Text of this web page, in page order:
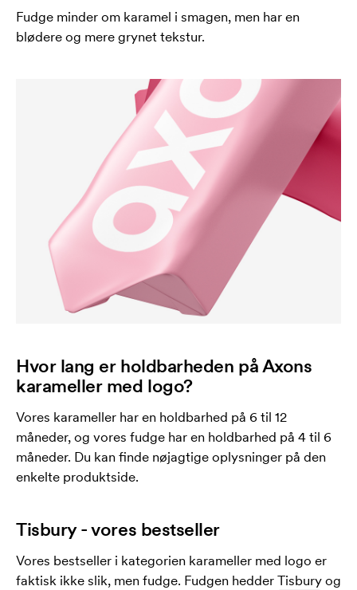
Fudge minder om karamel i smagen, men har en
blødere og mere grynet tekstur.
Hvor lang er holdbarheden på Axons
karameller med logo?
Vores karameller har en holdbarhed på 6 til 12
måneder, og vores fudge har en holdbarhed på 4 til 6
måneder. Du kan finde nøjagtige oplysninger på den
enkelte produktside.
Tisbury - vores bestseller
Vores bestseller i kategorien karameller med logo er
faktisk ikke slik, men fudge. Fudgen hedderTisburyog